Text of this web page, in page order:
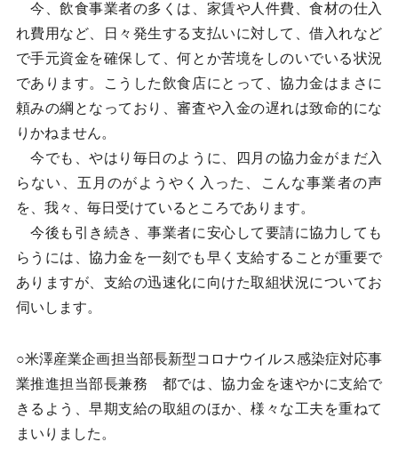
今、飲食事業者の多くは、家賃や人件費、食材の仕入
れ費用など、日々発生する支払いに対して、借入れなど
で手元資金を確保して、何とか苦境をしのいでいる状況
であります。こうした飲食店にとって、協力金はまさに
頼みの綱となっており、審査や入金の遅れは致命的にな
りかねません。
今でも、やはり毎日のように、四月の協力金がまだ入
らない、五月のがようやく入った、こんな事業者の声
を、我々、毎日受けているところであります。
今後も引き続き、事業者に安心して要請に協力しても
らうには、協力金を一刻でも早く支給することが重要で
ありますが、支給の迅速化に向けた取組状況についてお
伺いします。
○米澤産業企画担当部長新型コロナウイルス感染症対応事
業推進担当部長兼務 都では、協力金を速やかに支給で
きるよう、早期支給の取組のほか、様々な工夫を重ねて
まいりました。